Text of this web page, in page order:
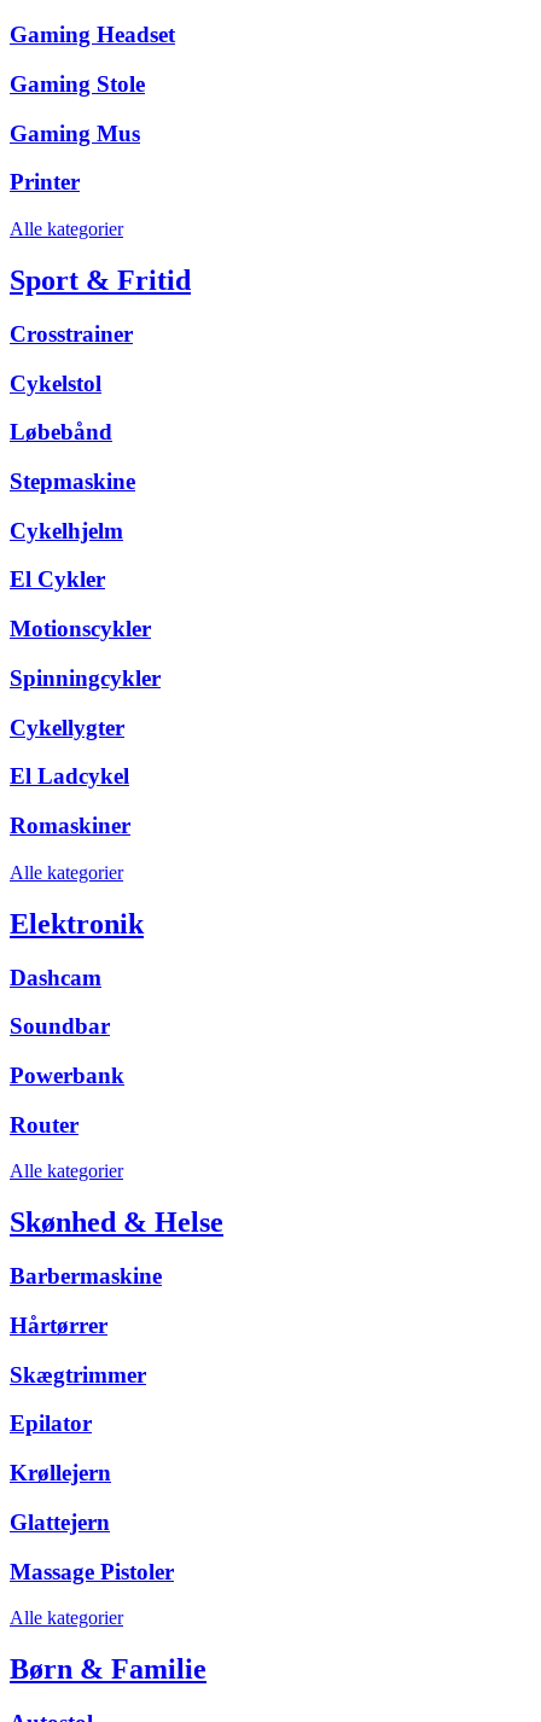
Gaming Headset
Gaming Stole
Gaming Mus
Printer
Alle kategorier
Sport & Fritid
Crosstrainer
Cykelstol
Løbebånd
Stepmaskine
Cykelhjelm
El Cykler
Motionscykler
Spinningcykler
Cykellygter
El Ladcykel
Romaskiner
Alle kategorier
Elektronik
Dashcam
Soundbar
Powerbank
Router
Alle kategorier
Skønhed & Helse
Barbermaskine
Hårtørrer
Skægtrimmer
Epilator
Krøllejern
Glattejern
Massage Pistoler
Alle kategorier
Børn & Familie